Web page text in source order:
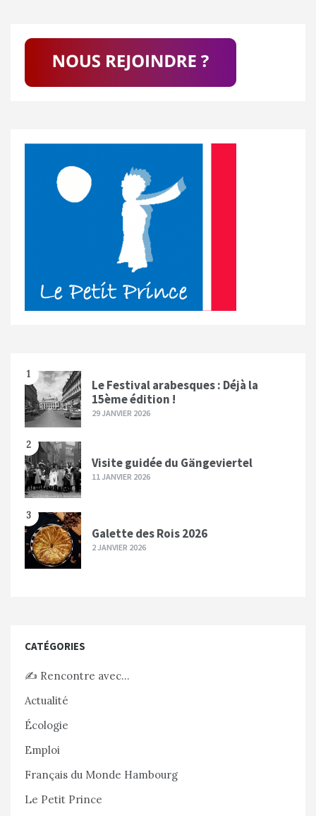
1
Le Festival arabesques : Déjà la
15ème édition !
29 JANVIER 2026
2
Visite guidée du Gängeviertel
11 JANVIER 2026
3
Galette des Rois 2026
2 JANVIER 2026
CATÉGORIES
✍️ Rencontre avec…
Actualité
Écologie
Emploi
Français du Monde Hambourg
Le Petit Prince